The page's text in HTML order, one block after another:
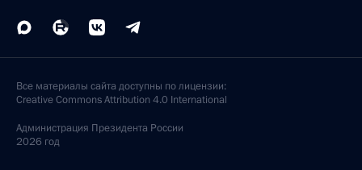
Все материалы сайта доступны по лицензии:
Creative Commons Attribution 4.0 International
Администрация Президента России
2026 год